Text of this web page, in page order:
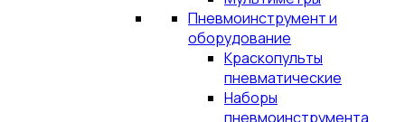
Пневмоинструмент и
оборудование
Краскопульты
пневматические
Наборы
пневмоинструмента